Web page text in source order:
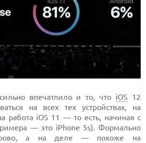
впечатлило и то, что iOS 12
на всех тех устройствах, на
работа iOS 11 — то есть, начиная с
— это iPhone 5s). Формально
а на деле — похоже на